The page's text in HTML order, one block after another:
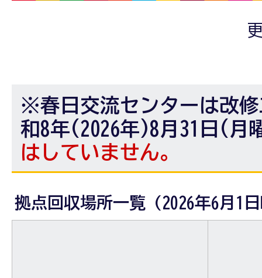
※春日交流センターは改
和8年(2026年)8月31日(月
はしていません。
拠点回収場所一覧 (2026年6月1